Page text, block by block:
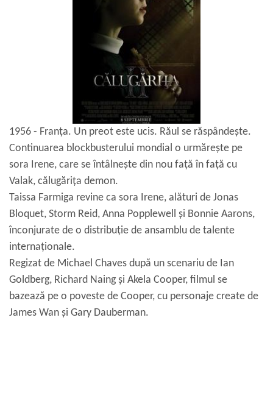
1956 - Franța. Un preot este ucis. Răul se răspândește.
Continuarea blockbusterului mondial o urmărește pe
sora Irene, care se întâlnește din nou față în față cu
Valak, călugărița demon.
Taissa Farmiga revine ca sora Irene, alături de Jonas
Bloquet, Storm Reid, Anna Popplewell și Bonnie Aarons,
înconjurate de o distribuție de ansamblu de talente
internaționale.
Regizat de Michael Chaves după un scenariu de Ian
Goldberg, Richard Naing și Akela Cooper, filmul se
bazează pe o poveste de Cooper, cu personaje create de
James Wan și Gary Dauberman.